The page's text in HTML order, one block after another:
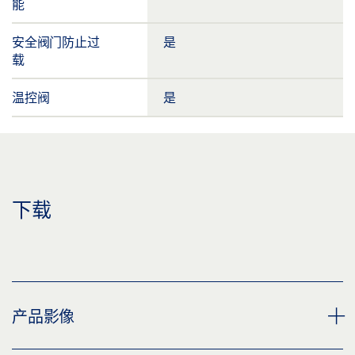
能
安全阀门防止过
载
是
温控阀 是
下载
产品影像